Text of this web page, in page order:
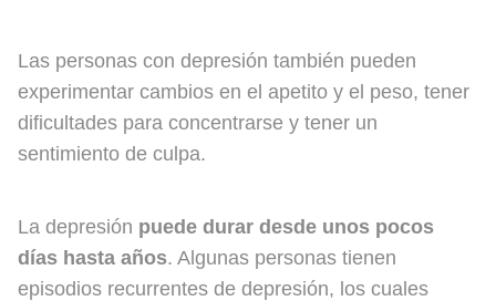
Las personas con depresión también pueden
experimentar cambios en el apetito y el peso, tener
dificultades para concentrarse y tener un
sentimiento de culpa.
La depresión puede durar desde unos pocos
días hasta años. Algunas personas tienen
episodios recurrentes de depresión, los cuales